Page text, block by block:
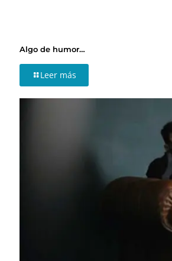
Algo de humor…
Leer más